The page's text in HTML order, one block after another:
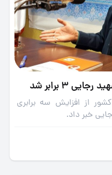
3 برابر شد
از افزایش سه برابری
خبر داد.